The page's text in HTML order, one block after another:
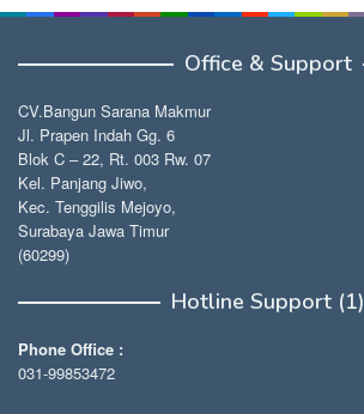
Office & Support
CV.Bangun Sarana Makmur
Jl. Prapen Indah Gg. 6
Blok C – 22, Rt. 003 Rw. 07
Kel. Panjang Jiwo,
Kec. Tenggilis Mejoyo,
Surabaya Jawa Timur
(60299)
Hotline Support (1)
Phone Office :
031-99853472